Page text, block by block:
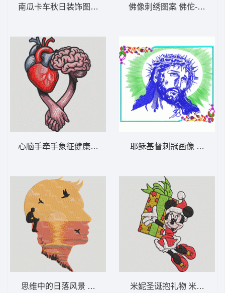
南瓜卡车秋日装饰图 复古南瓜卡车 – 秋季-
心脑手牵手象征健康 心脑携手——情绪平衡-
思维中的日落风景 夕阳倒影的剪影-DST格式
佛像刺绣图案 佛佗-DST格
耶稣基督刺冠画像 耶稣-
米妮圣诞抱礼物 米妮 62-